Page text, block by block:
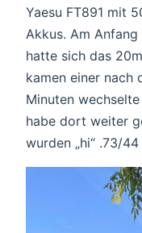
Yaesu FT891 mit
Akkus. Am
hatte sich das
kamen einer nach
Minuten
habe dort weiter
wurden „hi“ .73/